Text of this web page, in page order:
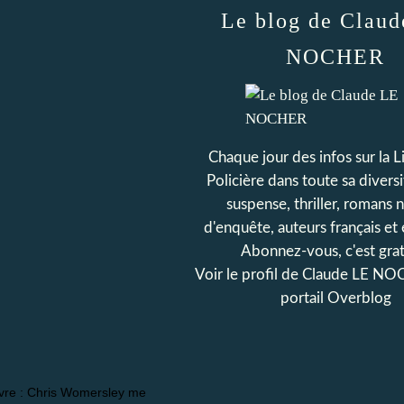
: Chris Womersley me
Le blog de
NOCHER
Chaque jour des infos sur la
Policière dans toute sa
suspense, thriller, romans
d'enquête, auteurs français et
Abonnez-vous, c'est
Voir le profil de Claude LE
portail Overblog